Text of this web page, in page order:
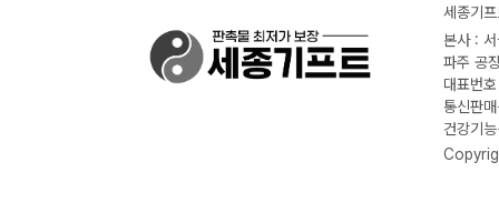
세종기
본사 :
파주 공
대표번
통신판
건강기